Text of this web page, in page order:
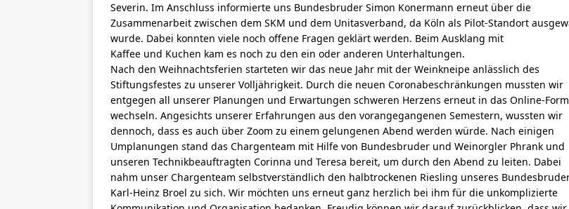
Severin. Im Anschluss informierte uns Bundesbruder Simon Konermann erneut über die
Zusammenarbeit zwischen dem SKM und dem Unitasverband, da Köln als Pilot-Standort
wurde. Dabei konnten viele noch offene Fragen geklärt werden. Beim Ausklang mit
Kaffee und Kuchen kam es noch zu den ein oder anderen Unterhaltungen.
Nach den Weihnachtsferien starteten wir das neue Jahr mit der Weinkneipe anlässlich des
Stiftungsfestes zu unserer Volljährigkeit. Durch die neuen Coronabeschränkungen mussten wir
entgegen all unserer Planungen und Erwartungen schweren Herzens erneut in das Online-
wechseln. Angesichts unserer Erfahrungen aus den vorangegangenen Semestern, wussten wir
dennoch, dass es auch über Zoom zu einem gelungenen Abend werden würde. Nach einigen
Umplanungen stand das Chargenteam mit Hilfe von Bundesbruder und Weinorgler Phrank und
unseren Technikbeauftragten Corinna und Teresa bereit, um durch den Abend zu leiten. Dabei
nahm unser Chargenteam selbstverständlich den halbtrockenen Riesling unseres
Karl-Heinz Broel zu sich. Wir möchten uns erneut ganz herzlich bei ihm für die unkomplizierte